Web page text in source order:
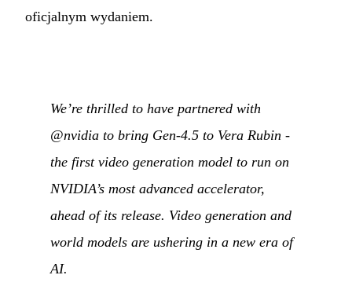
oficjalnym wydaniem.
We’re thrilled to have partnered with
@nvidia to bring Gen-4.5 to Vera Rubin -
the first video generation model to run on
NVIDIA’s most advanced accelerator,
ahead of its release. Video generation and
world models are ushering in a new era of
AI.